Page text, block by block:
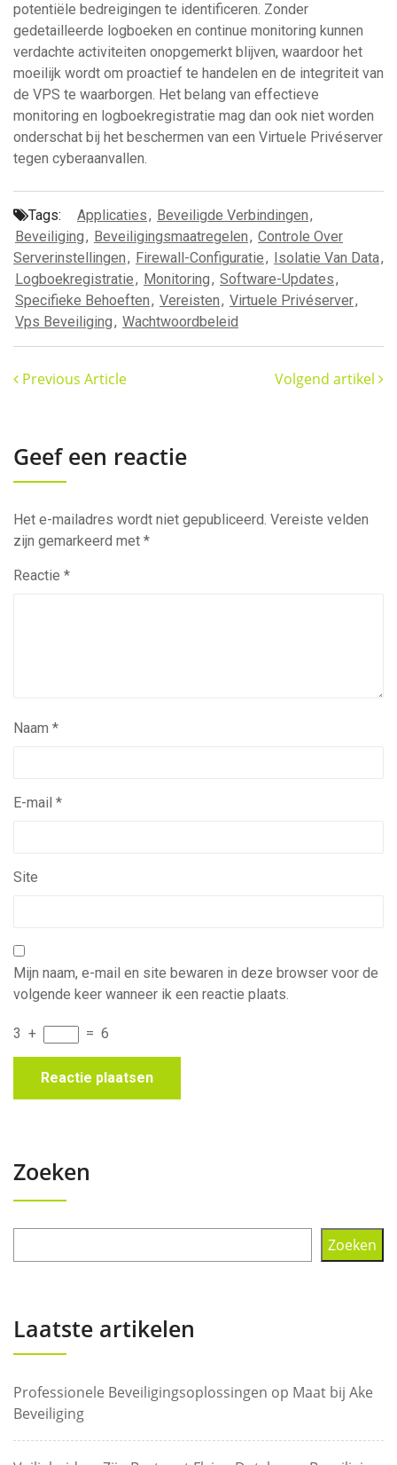
potentiële bedreigingen te identificeren. Zonder
gedetailleerde logboeken en continue monitoring kunnen
verdachte activiteiten onopgemerkt blijven, waardoor het
moeilijk wordt om proactief te handelen en de integriteit van
de VPS te waarborgen. Het belang van effectieve
monitoring en logboekregistratie mag dan ook niet worden
onderschat bij het beschermen van een Virtuele Privéserver
tegen cyberaanvallen.
Tags: Applicaties, Beveiligde Verbindingen,
Beveiliging, Beveiligingsmaatregelen, Controle Over
Serverinstellingen, Firewall-Configuratie, Isolatie Van Data,
Logboekregistratie, Monitoring, Software-Updates,
Specifieke Behoeften, Vereisten, Virtuele Privéserver,
Vps Beveiliging, Wachtwoordbeleid
Previous Article Volgend artikel
Geef een reactie
Het e-mailadres wordt niet gepubliceerd. Vereiste velden
zijn gemarkeerd met *
Reactie *
Naam *
E-mail *
Site
Mijn naam, e-mail en site bewaren in deze browser voor de
volgende keer wanneer ik een reactie plaats.
3 + = 6
Zoeken
Zoeken
Laatste artikelen
Professionele Beveiligingsoplossingen op Maat bij Ake
Beveiliging